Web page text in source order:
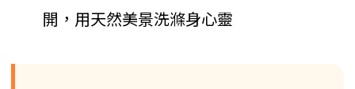
開，用天然美景洗滌身心靈